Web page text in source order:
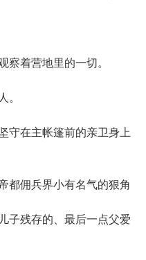
着营地里的一切。
。
在主帐篷前的亲卫身上
佣兵界小有名气的狠角
子残存的、最后一点父爱